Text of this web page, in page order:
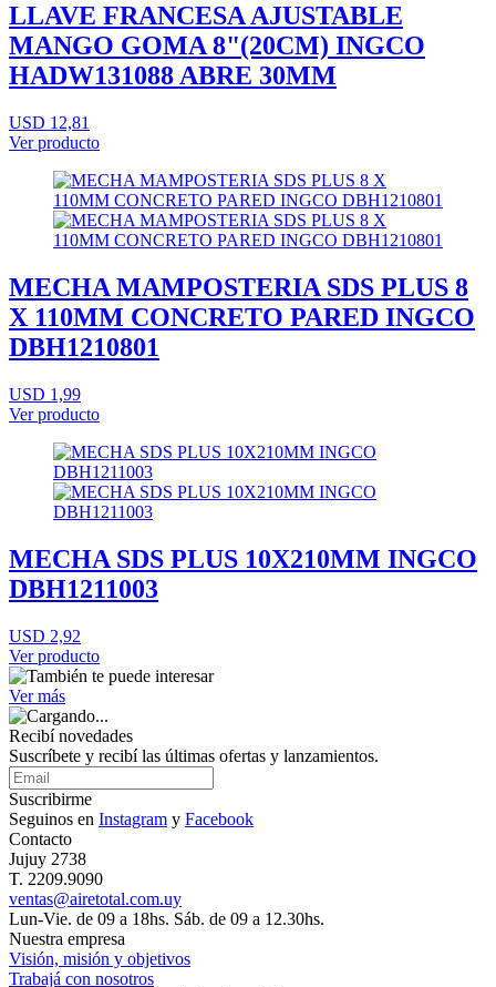
LLAVE FRANCESA AJUSTABLE
MANGO GOMA 8"(20CM) INGCO
HADW131088 ABRE 30MM
USD 12,81
Ver producto
MECHA MAMPOSTERIA SDS PLUS 8
X 110MM CONCRETO PARED INGCO
DBH1210801
USD 1,99
Ver producto
MECHA SDS PLUS 10X210MM INGCO
DBH1211003
USD 2,92
Ver producto
Ver más
Recibí novedades
Suscríbete y recibí las últimas ofertas y lanzamientos.
Suscribirme
Seguinos en Instagram y Facebook
Contacto
Jujuy 2738
T. 2209.9090
ventas@airetotal.com.uy
Lun-Vie. de 09 a 18hs. Sáb. de 09 a 12.30hs.
Nuestra empresa
Visión, misión y objetivos
Trabajá con nosotros